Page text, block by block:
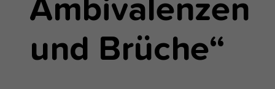
Ambivalenzen
und Brüche“